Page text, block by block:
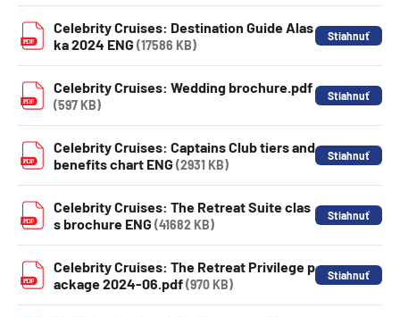
Celebrity Cruises: Destination Guide Alas
ka 2024 ENG (17586 KB)
Celebrity Cruises: Wedding brochure.pdf
(597 KB)
Celebrity Cruises: Captains Club tiers and
benefits chart ENG (2931 KB)
Celebrity Cruises: The Retreat Suite clas
s brochure ENG (41682 KB)
Celebrity Cruises: The Retreat Privilege p
ackage 2024-06.pdf(970 KB)